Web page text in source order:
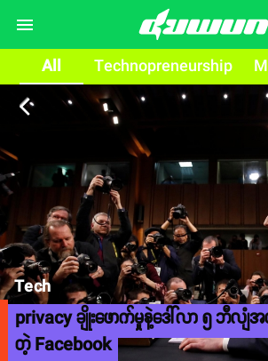
All Technopreneurship
arrow_back_ios
Tech
privacy ချိုးဖောက်မှုနဲ့ဒေါ်လာ ၅ ဘီလ
တဲ့ Facebook